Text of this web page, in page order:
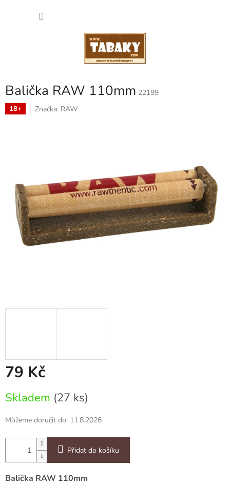
Balička RAW 110mm 22199
18+ Značka: RAW
79 Kč
cena:
Skladem (27 ks)
Můžeme doručit do: 11.8.2026
Přidat do košíku
Balička RAW 110mm